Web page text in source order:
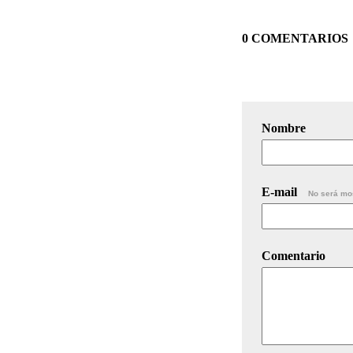
0 COMENTARIOS
Nombre
E-mail No será
Comentario